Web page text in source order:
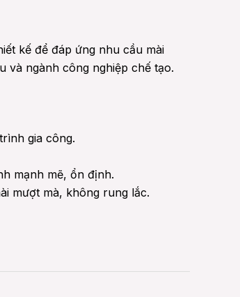
kế để đáp ứng nhu cầu mài
và ngành công nghiệp chế tạo.
gia công.
mạnh mẽ, ổn định.
mượt mà, không rung lắc.